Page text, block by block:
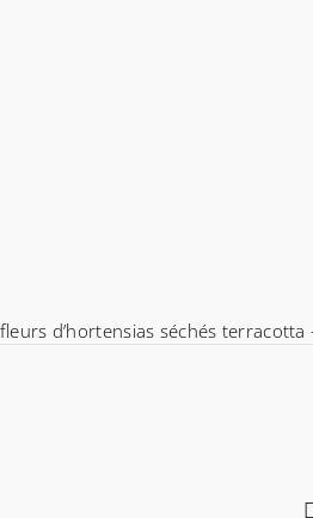
d’hortensias séchés terracotta